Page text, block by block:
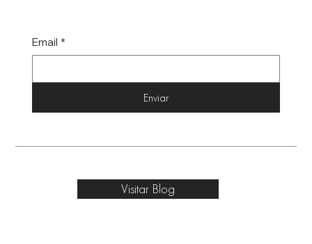
Email *
Enviar
Visitar Blog